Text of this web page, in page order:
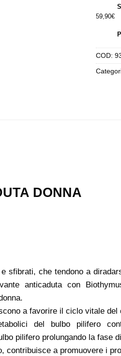
59,90€
COD:
DONNA
sfibrati, che tendono a
anticaduta con
a favorire il ciclo vitale del
del bulbo pilifero
pilifero prolungando la fase
contribuisce a promuovere i